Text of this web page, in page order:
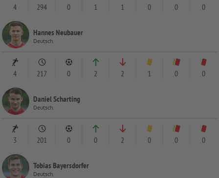
4 294 0 1 1 0 0 0
Hannes Neubauer
Deutsch
4 217 0 2 2 1 0 0
Daniel Scharting
Deutsch
3 201 0 0 2 0 0 0
Tobias Bayersdorfer
Deutsch